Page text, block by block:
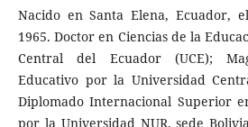
Nacido en Santa Elena, Ecuador,
1965. Doctor en Ciencias de la
Central del Ecuador (UCE);
Educativo por la Universidad
Diplomado Internacional Superior
por la Universidad NUR, sede